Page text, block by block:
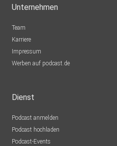
Unternehmen
Team
Karriere
Impressum
Werben auf podcast.de
Dienst
Podcast anmelden
Podcast hochladen
Podcast-Events